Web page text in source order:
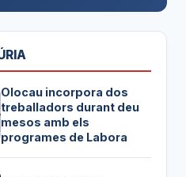
Olocau incorpora dos
treballadors durant deu
mesos amb els
programes de Labora